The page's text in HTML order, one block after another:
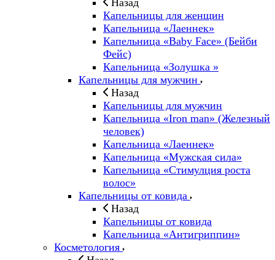
Назад
Капельницы для женщин
Капельница «Лаеннек»
Капельница «Baby Face» (Бейби
Фейс)
Капельница «Золушка »
Капельницы для мужчин
Назад
Капельницы для мужчин
Капельница «Iron man» (Железный
человек)
Капельница «Лаеннек»
Капельница «Мужская сила»
Капельница «Стимулция роста
волос»
Капельницы от ковида
Назад
Капельницы от ковида
Капельница «Антигриппин»
Косметология